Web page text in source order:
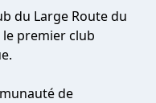
du Large Route du
premier club
de